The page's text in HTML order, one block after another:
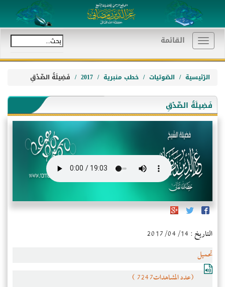
Toggle
navigation
القائمة
الرّئيسية الصّوتيات خطب منبرية 2017 فَضِيلَةُ الصِّدْقِ
فَضِيلَةُ الصِّدْقِ
التاريخ : 2017/04/14
تحميل
(عدد المشاهدات7247 )